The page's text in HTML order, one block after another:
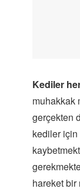
Kediler
muhakkak
gerçekten
kediler için
hareket